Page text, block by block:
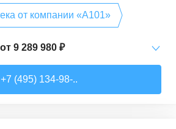
от компании «А101»
от 9 289 980 ₽
+7 (495) 134-98-..